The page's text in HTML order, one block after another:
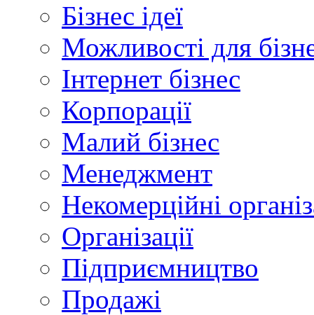
Бізнес ідеї
Можливості для
Інтернет бізнес
Корпорації
Малий бізнес
Менеджмент
Некомерційні
Організації
Підприємництво
Продажі